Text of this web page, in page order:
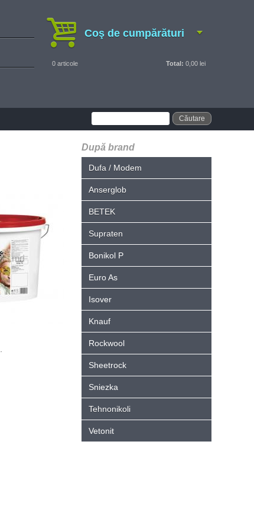
Coş de cumpărături
0 articole Total: 0,00 lei
După brand
Dufa / Modem
Anserglob
BETEK
Supraten
Bonikol P
Euro As
Isover
Knauf
Rockwool
Sheetrock
Sniezka
Tehnonikoli
Vetonit